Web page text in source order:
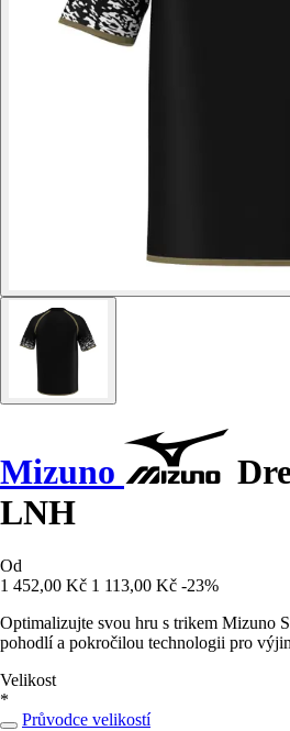
Mizuno
LNH
Od
1 452,00 Kč 1 113,00 Kč -23%
Optimalizujte svou hru s trikem Mizuno
pohodlí a pokročilou technologii pro
Velikost
*
Průvodce velikostí